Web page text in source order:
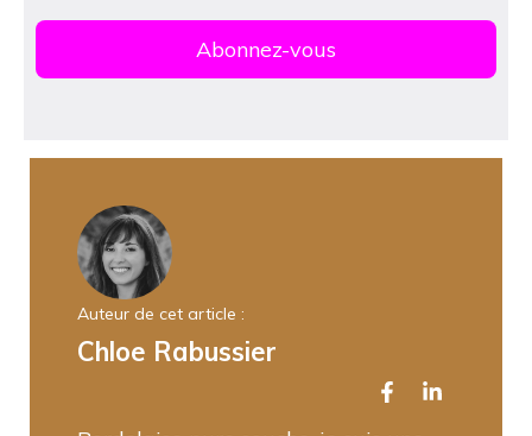
Auteur de cet article :
Chloe Rabussier